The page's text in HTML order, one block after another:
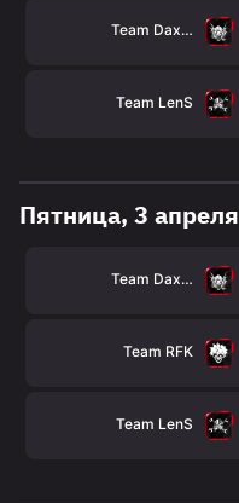
Team Daxak
Team LenS
Пятница, 3 апреля
Team Daxak
Team RFK
Team LenS